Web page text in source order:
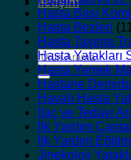
Ara:
Hasta Başı
Hasta Bezleri
Hasta Taşıma
Hasta Yatakları
Hasta Yemek
Hastane
Havalı Hasta
İlaç ve Tedavi
İlk Yardım
İlk Yardım
Jinekoloji